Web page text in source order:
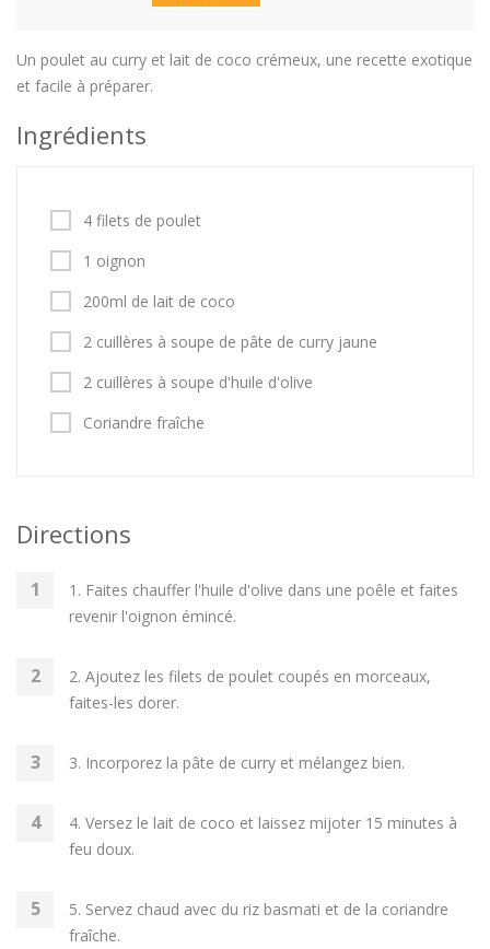
Un poulet au curry et lait de coco crémeux, une recette exotique
et facile à préparer.
Ingrédients
4 filets de poulet
1 oignon
200ml de lait de coco
2 cuillères à soupe de pâte de curry jaune
2 cuillères à soupe d'huile d'olive
Coriandre fraîche
Directions
1. Faites chauffer l'huile d'olive dans une poêle et faites
revenir l'oignon émincé.
2. Ajoutez les filets de poulet coupés en morceaux,
faites-les dorer.
3. Incorporez la pâte de curry et mélangez bien.
4. Versez le lait de coco et laissez mijoter 15 minutes à
feu doux.
5. Servez chaud avec du riz basmati et de la coriandre
fraîche.